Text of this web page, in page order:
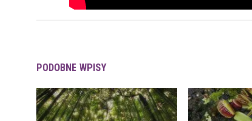
PODOBNE WPISY